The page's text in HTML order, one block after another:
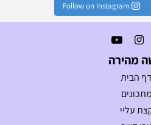
Follow on Instagram
מהירה
דף הבית
מתכונים
עליי